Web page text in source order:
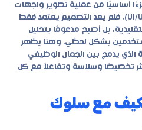
أساسيًا من عملية تطوير واجهات
المستخدم وتجربة المستخدم (UI/UX). فلم يعد التصميم يعتمد فقط
بل أصبح مدعومًا بتحليل
بشكل لحظي. وهنا يظهر
الذي يدمج بين الجمال الوظيفي
تخصيصًا وسلاسة وتفاعلاً مع كل
مع سلوك